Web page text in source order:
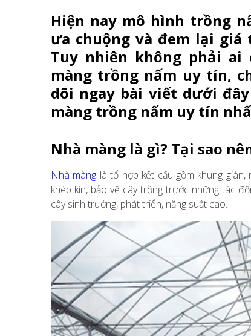
Hiện nay mô hình trồng
ưa chuộng và đem lại giá
Tuy nhiên không phải
màng trồng nấm uy tín,
dõi ngay bài viết dưới
màng trồng nấm uy tín
Nhà màng là gì? Tại sao
Nhà màng là tổ hợp kết cấu gồm khung
khép kín, bảo vệ cây trồng trước những tác
cây sinh trưởng, phát triển, năng suất cao.